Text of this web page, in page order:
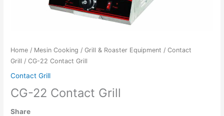
Home / Mesin Cooking /Grill & Roaster Equipment /Contact
Grill / CG-22 Contact Grill
Contact Grill
CG-22 Contact Grill
Share